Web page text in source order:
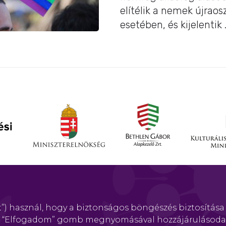
használ, hogy a biztonságos böngészés
gomb megnyomásával
elítélik a nemek
esetében, és kijelentik
Szerzői jog ©